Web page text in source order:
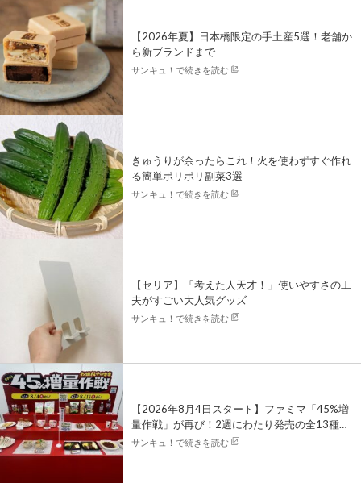
【2026年夏】日本橋限定の手土産5選！老舗か
ら新ブランドまで
サンキュ！で続きを読む
きゅうりが余ったらこれ！火を使わずすぐ作れ
る簡単ポリポリ副菜3選
サンキュ！で続きを読む
【セリア】「考えた人天才！」使いやすさの工
夫がすごい大人気グッズ
サンキュ！で続きを読む
【2026年8月4日スタート】ファミマ「45%増
量作戦」が再び！2週にわたり発売の全13種を
レポート
サンキュ！で続きを読む